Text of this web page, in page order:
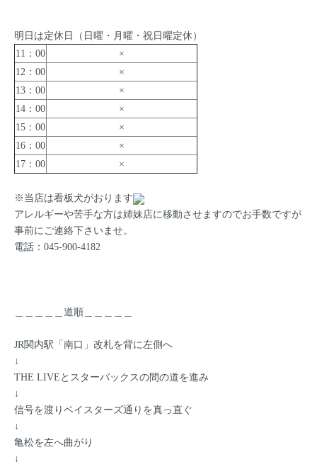
明日は定休日（日曜・月曜・祝日曜定休）
11：00
×
12：00
×
13：00
×
14：00
×
15：00
×
16：00
×
17：00
×
※当店は看板犬がおります
アレルギーや苦手な方は姉妹店に移動させますのでお手数ですが
事前にご連絡下さいませ。
電話：045-900-4182
＿＿＿＿＿道順＿＿＿＿＿
JR関内駅「南口」改札を背に左側へ
↓
THE LIVEとスターバックスの間の道を進み
↓
信号を渡りベイスターズ通りを真っ直ぐ
↓
亀松を左へ曲がり
↓